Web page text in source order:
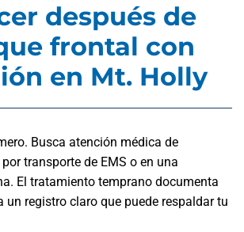
después de
frontal con
en Mt. Holly
Busca atención médica de
transporte de EMS o en una
El tratamiento temprano documenta
un registro claro que puede respaldar tu